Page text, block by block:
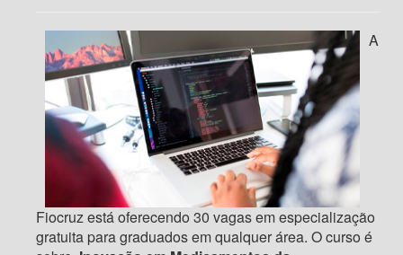
A
Fiocruz está oferecendo 30 vagas em especialização
gratuita para graduados em qualquer área. O curso é